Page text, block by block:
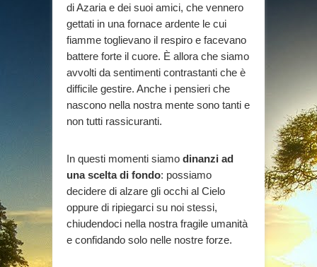
di Azaria e dei suoi amici, che vennero
gettati in una fornace ardente le cui
fiamme toglievano il respiro e facevano
battere forte il cuore. È allora che siamo
avvolti da sentimenti contrastanti che è
difficile gestire. Anche i pensieri che
nascono nella nostra mente sono tanti e
non tutti rassicuranti.
In questi momenti siamo dinanzi ad
una scelta di fondo: possiamo
decidere di alzare gli occhi al Cielo
oppure di ripiegarci su noi stessi,
chiudendoci nella nostra fragile umanità
e confidando solo nelle nostre forze.